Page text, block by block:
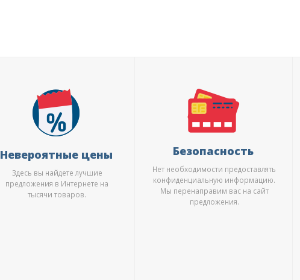
Невероятные цены
Здесь вы найдете лучшие
предложения в Интернете на
тысячи товаров.
Безопасность
Нет необходимости предоставлять
конфиденциальную информацию.
Мы перенаправим вас на сайт
предложения.